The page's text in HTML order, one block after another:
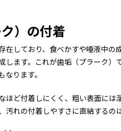
）の付着
在しており、食べかすや唾液中の
します。これが歯垢（プラーク）
なります。
ほど付着しにくく、粗い表面には
汚れの付着しやすさに直結するの